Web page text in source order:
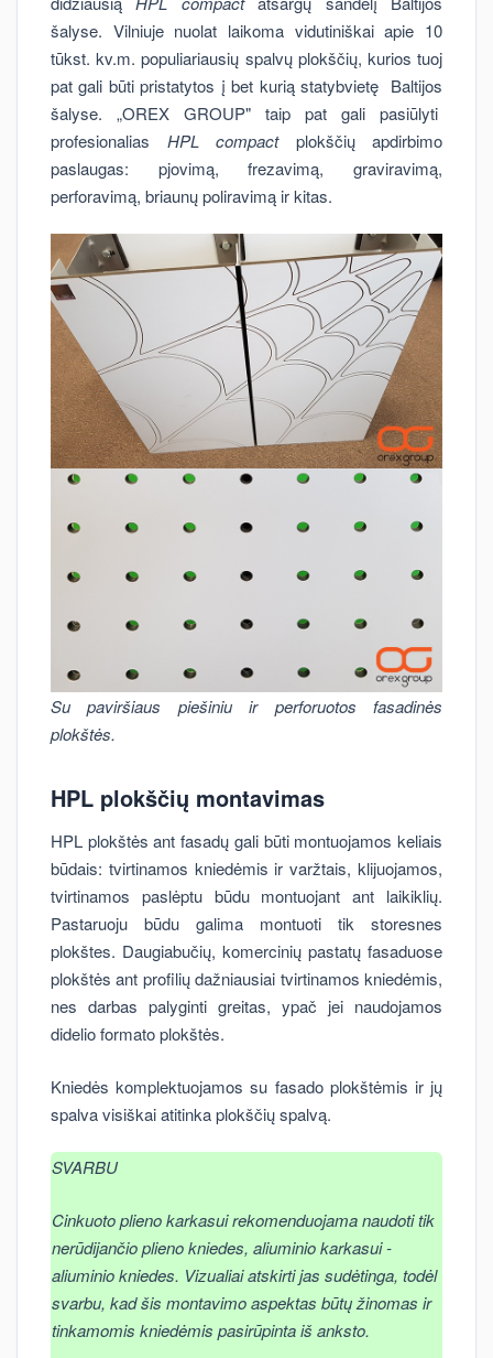
šalyse. Vilniuje nuolat laikoma vidutiniškai apie 10
tūkst. kv.m. populiariausių spalvų plokščių, kurios tuoj
pat gali būti pristatytos į bet kurią statybvietę Baltijos
šalyse. „OREX GROUP" taip pat gali pasiūlyti
profesionalias HPL compactplokščių apdirbimo
paslaugas: pjovimą, frezavimą, graviravimą,
perforavimą, briaunų poliravimą ir kitas.
Su paviršiaus piešiniu ir perforuotos fasadinės
plokštės.
HPL plokščių montavimas
HPL plokštės ant fasadų gali būti montuojamos keliais
būdais: tvirtinamos kniedėmis ir varžtais, klijuojamos,
tvirtinamos paslėptu būdu montuojant ant laikiklių.
Pastaruoju būdu galima montuoti tik storesnes
plokštes. Daugiabučių, komercinių pastatų fasaduose
plokštės ant profilių dažniausiai tvirtinamos kniedėmis,
nes darbas palyginti greitas, ypač jei naudojamos
didelio formato plokštės.
Kniedės komplektuojamos su fasado plokštėmis ir jų
spalva visiškai atitinka plokščių spalvą.
SVARBU
Cinkuoto plieno karkasui rekomenduojama naudoti tik
nerūdijančio plieno kniedes, aliuminio karkasui -
aliuminio kniedes. Vizualiai atskirti jas sudėtinga, todėl
svarbu, kad šis montavimo aspektas būtų žinomas ir
tinkamomis kniedėmis pasirūpinta iš anksto.